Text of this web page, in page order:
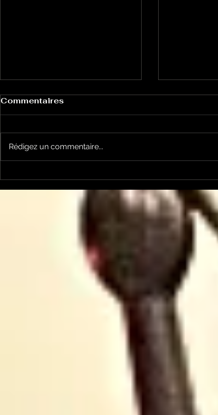
contestations à Foix
sera
élections
Commentaires
Rédigez un commentaire...